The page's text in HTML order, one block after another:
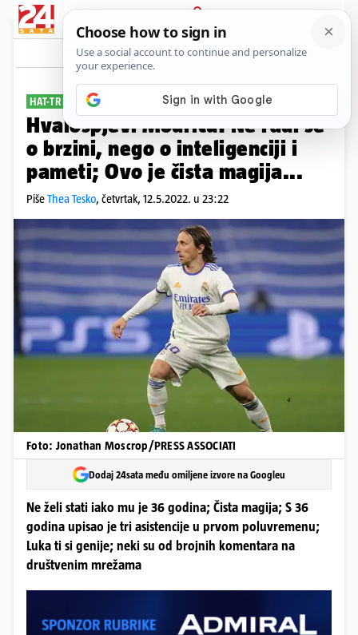
PRIJAVA
Sport Komentari
HAT-TRICK ASISTENCIJA
Hvalospjevi Modriću: Ne radi se
o brzini, nego o inteligenciji i
pameti; Ovo je čista magija...
PišeThea Tesko, četvrtak, 12.5.2022. u 23:22
Foto: Jonathan Moscrop/PRESS ASSOCIATI
Dodaj 24sata među omiljene izvore na Googleu
Ne želi stati iako mu je 36 godina; Čista magija; S 36
godina upisao je tri asistencije u prvom poluvremenu;
Luka ti si genije; neki su od brojnih komentara na
društvenim mrežama